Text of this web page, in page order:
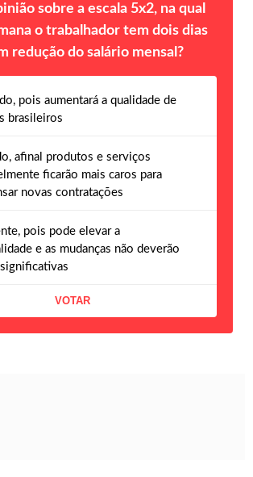
sobre a escala 5x2, na qual
o trabalhador tem dois dias
redução do salário mensal?
pois aumentará a qualidade de
brasileiros
afinal produtos e serviços
ficarão mais caros para
novas contratações
pois pode elevar a
e as mudanças não deverão